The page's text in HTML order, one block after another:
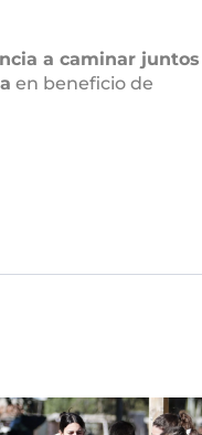
a caminar juntos
en beneficio de